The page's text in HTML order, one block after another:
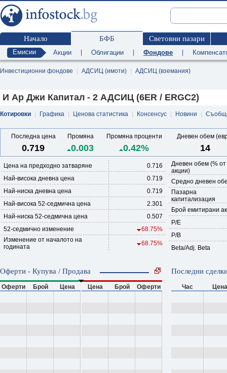
Начало БФБ Световни пазари
Емисии Акции Облигации Фондове
Инвестиционни фондове АДСИЦ (имоти) АДСИЦ (вземания)
И Ар Джи Капитал - 2 АДСИЦ (6ER / ERGC2)
Котировки Графика Ценова статистика Консенсус Новини
Последна цена Промяна Промяна проценти Дневен обем
0.719 0.003 0.42% 14
Дневен обем (% от
акции)
Средно дневен
Пазарна
капитализация
Брой емитирани
P/E
P/B
Beta/Adj. Beta
Цена на предходно затваряне
0.716
Най-висока дневна цена
0.719
Най-ниска дневна цена
0.719
Най-висока 52-седмична цена
2.301
Най-ниска 52-седмична цена
0.507
52-седмично изменение
68.75%
Изменение от началото на
годината
68.75%
Оферти - Купува / Продава
Оферти Брой Цена Цена Брой Оферти
Последни
Час Цена